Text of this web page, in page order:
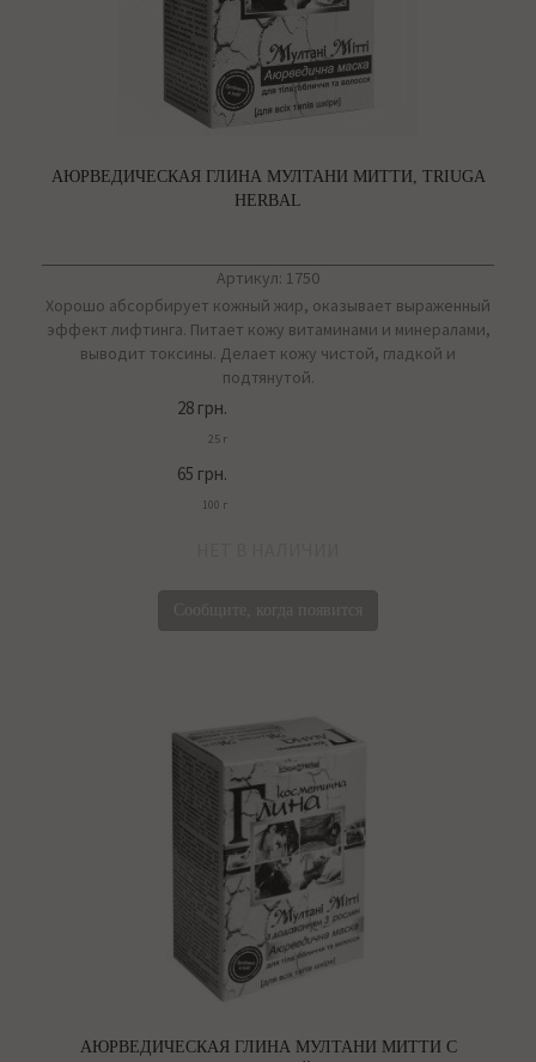
АЮРВЕДИЧЕСКАЯ ГЛИНА МУЛТАНИ МИТТИ, TRIUGA
HERBAL
Артикул: 1750
Хорошо абсорбирует кожный жир, оказывает выраженный
эффект лифтинга. Питает кожу витаминами и минералами,
выводит токсины. Делает кожу чистой, гладкой и
подтянутой.
28 грн.
25 г
65 грн.
100 г
АЮРВЕДИЧЕСКАЯ ГЛИНА МУЛТАНИ МИТТИ С